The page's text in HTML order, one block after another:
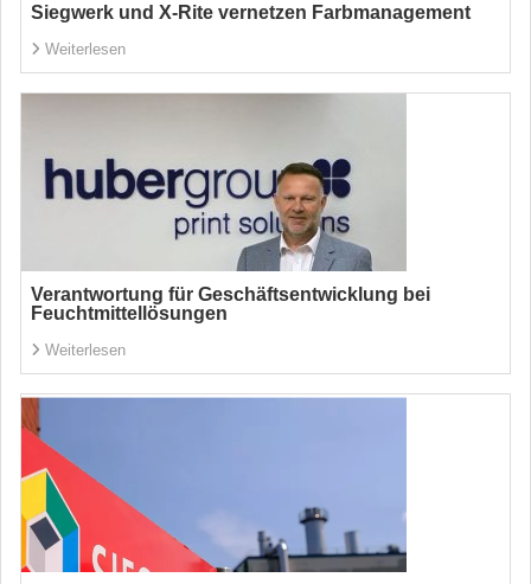
Siegwerk und X-Rite vernetzen Farbmanagement
Weiterlesen
Verantwortung für Geschäftsentwicklung bei
Feuchtmittellösungen
Weiterlesen